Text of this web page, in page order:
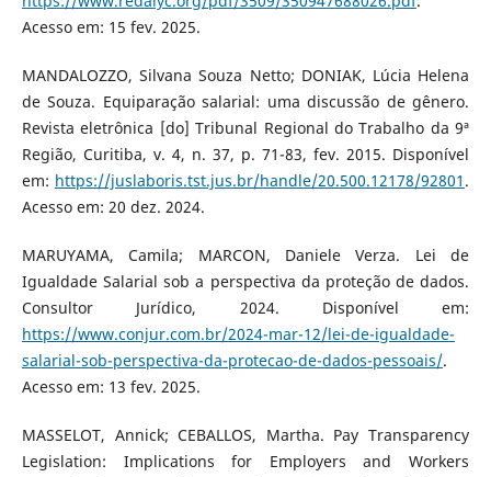
Acesso em: 15 fev. 2025.
MANDALOZZO, Silvana Souza Netto; DONIAK, Lúcia Helena
de Souza. Equiparação salarial: uma discussão de gênero.
Revista eletrônica [do] Tribunal Regional do Trabalho da 9ª
Região, Curitiba, v. 4, n. 37, p. 71-83, fev. 2015. Disponível
em: https://juslaboris.tst.jus.br/handle/20.500.12178/92801 .
Acesso em: 20 dez. 2024.
MARUYAMA, Camila; MARCON, Daniele Verza. Lei de
Igualdade Salarial sob a perspectiva da proteção de dados.
Consultor Jurídico, 2024. Disponível em:
https://www.conjur.com.br/2024-mar-12/lei-de-igualdade-
salarial-sob-perspectiva-da-protecao-de-dados-pessoais/.
Acesso em: 13 fev. 2025.
MASSELOT, Annick; CEBALLOS, Martha. Pay Transparency
Legislation: Implications for Employers and Workers